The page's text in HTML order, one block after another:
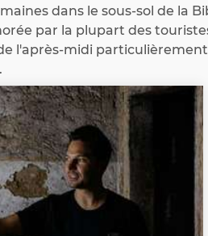
dans le sous-sol de la
par la plupart des
l'après-midi